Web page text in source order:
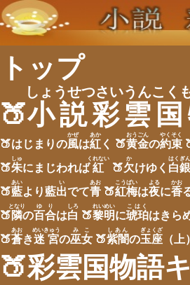
トップ
🍑小説彩雲
しょうせつさいうんこく
🍑はじまりの風
かぜ
は紅
あか
く 🍑黄金
おうごん
の約束
やくそく
🍑朱
しゅ
にまじわれば 紅
くれない
🍑欠
か
けゆく 白銀
はくぎん
🍑藍
あい
より藍出
い
でて青
あお
🍑紅梅
こうばい
は夜
よる
に香
かお
🍑隣
となり
の百合
ゆり
は白
しろ
🍑黎明
れいめい
に琥珀
こはく
はきら
🍑蒼
あお
き迷宮
めいきゅう
の巫女
みこ
🍑紫闇
しあん
の玉座
ぎょくざ
（上）
🍑彩雲国物語